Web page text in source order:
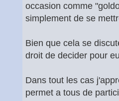
occasion comme
simplement de se
Bien que cela se
droit de decider pour
Dans tout les cas
permet a tous de